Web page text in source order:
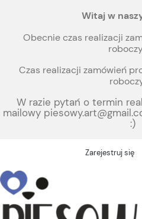
Witajw
Obecnie czas realizacji
Czas realizacji zamówień
W razie pytań o termin
mailowy
:)
Zarejestruj się